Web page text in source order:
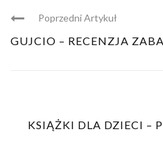
Poprzedni Artykuł
GUJCIO – RECENZJA
KSIĄŻKI DLA DZIECI –